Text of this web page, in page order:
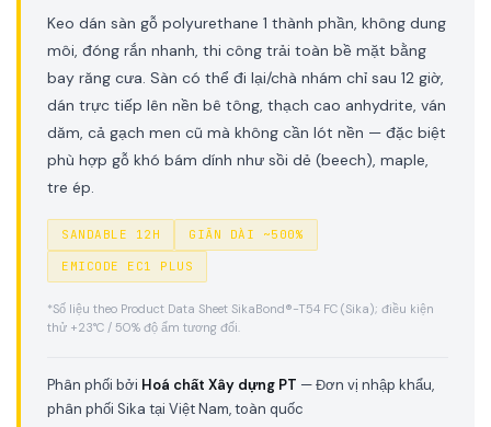
Keo dán sàn gỗ polyurethane 1 thành phần, không dung
môi, đóng rắn nhanh, thi công trải toàn bề mặt bằng
bay răng cưa. Sàn có thể đi lại/chà nhám chỉ sau 12 giờ,
dán trực tiếp lên nền bê tông, thạch cao anhydrite, ván
dăm, cả gạch men cũ mà không cần lót nền — đặc biệt
phù hợp gỗ khó bám dính như sồi dẻ (beech), maple,
tre ép.
SANDABLE 12H GIÃN DÀI ~500%
EMICODE EC1 PLUS
*Số liệu theo Product Data Sheet SikaBond®-T54 FC (Sika); điều kiện
thử +23°C / 50% độ ẩm tương đối.
Phân phối bởi Hoá chất Xây dựng PT — Đơn vị nhập khẩu,
phân phối Sika tại Việt Nam, toàn quốc